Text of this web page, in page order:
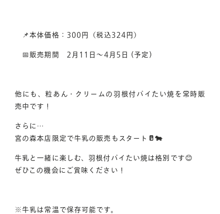
オンラインショップへ
お問い合わせ
📌本体価格：300円（税込324円）
📅販売期間 2月11日～4月5日 (予定)
他にも、粒あん・クリームの羽根付パイたい焼を常時販
売中です！
さらに…
宮の森本店限定で牛乳の販売もスタート 🥛🐄
牛乳と一緒に楽しむ、羽根付パイたい焼は格別です😊
ぜひこの機会にご賞味ください！
※牛乳は常温で保存可能です。